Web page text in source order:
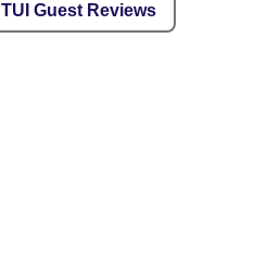
TUI Guest Reviews